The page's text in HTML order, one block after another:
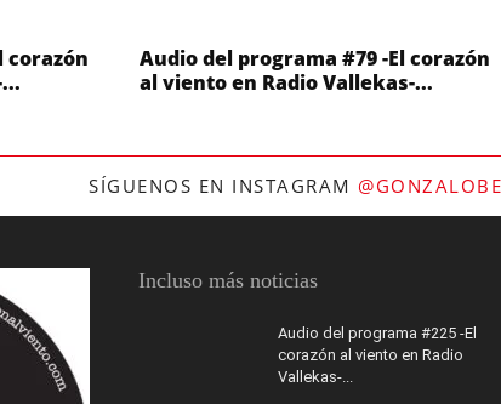
corazón
Audio del programa #79 -El corazón
al viento en Radio Vallekas-...
SÍGUENOS EN INSTAGRAM
Incluso más noticias
Audio del programa #225 -El
corazón al viento en Radio
Vallekas-...